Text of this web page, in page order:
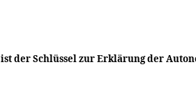
ist der Schlüssel zur Erklärung der